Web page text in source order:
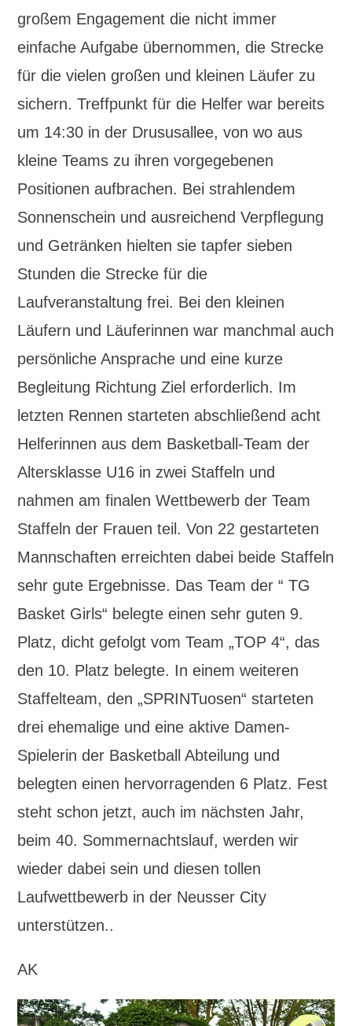
großem Engagement die nicht immer
einfache Aufgabe übernommen, die Strecke
für die vielen großen und kleinen Läufer zu
sichern. Treffpunkt für die Helfer war bereits
um 14:30 in der Drususallee, von wo aus
kleine Teams zu ihren vorgegebenen
Positionen aufbrachen. Bei strahlendem
Sonnenschein und ausreichend Verpflegung
und Getränken hielten sie tapfer sieben
Stunden die Strecke für die
Laufveranstaltung frei. Bei den kleinen
Läufern und Läuferinnen war manchmal auch
persönliche Ansprache und eine kurze
Begleitung Richtung Ziel erforderlich. Im
letzten Rennen starteten abschließend acht
Helferinnen aus dem Basketball-Team der
Altersklasse U16 in zwei Staffeln und
nahmen am finalen Wettbewerb der Team
Staffeln der Frauen teil. Von 22 gestarteten
Mannschaften erreichten dabei beide Staffeln
sehr gute Ergebnisse. Das Team der “ TG
Basket Girls“ belegte einen sehr guten 9.
Platz, dicht gefolgt vom Team „TOP 4“, das
den 10. Platz belegte. In einem weiteren
Staffelteam, den „SPRINTuosen“ starteten
drei ehemalige und eine aktive Damen-
Spielerin der Basketball Abteilung und
belegten einen hervorragenden 6 Platz. Fest
steht schon jetzt, auch im nächsten Jahr,
beim 40. Sommernachtslauf, werden wir
wieder dabei sein und diesen tollen
Laufwettbewerb in der Neusser City
unterstützen..
AK